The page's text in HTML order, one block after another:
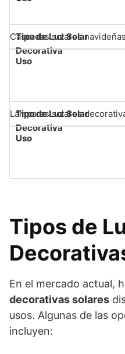
Cascadas solares navideñas
Lámparas solares
Tipos de
En el mercado actual,
decorativas solares
usos. Algunas de las
incluyen: